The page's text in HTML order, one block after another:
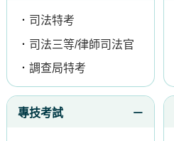
． 司法特考
． 司法三等/律師司法官
． 調查局特考
專技考試